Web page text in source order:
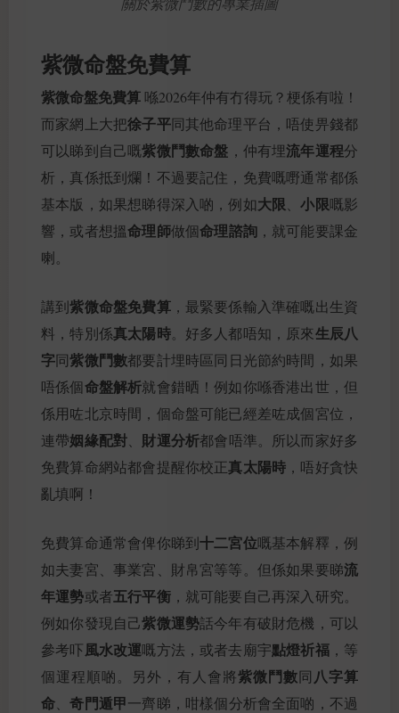
紫微命盤免費算
紫微命盤免費算 喺2026年仲有冇得玩？梗係有啦！
而家網上大把徐子平同其他命理平台，唔使畀錢都
可以睇到自己嘅紫微鬥數命盤 ，仲有埋流年運程分
析，真係抵到爛！不過要記住，免費嘅嘢通常都係
基本版，如果想睇得深入啲，例如大限 、小限嘅影
響，或者想搵命理師做個命理諮詢，就可能要課金
喇。
講到紫微命盤免費算，最緊要係輸入準確嘅出生資
料，特別係真太陽時。好多人都唔知，原來生辰八
字同紫微鬥數都要計埋時區同日光節約時間，如果
唔係個命盤解析就會錯晒！例如你喺香港出世，但
係用咗北京時間，個命盤可能已經差咗成個宮位，
連帶姻緣配對 財運分析都會唔準。所以而家好多
免費算命網站都會提醒你校正真太陽時 ，唔好貪快
亂填啊！
免費算命通常會俾你睇到十二宮位嘅基本解釋，例
如夫妻宮、事業宮、財帛宮等等。但係如果要睇流
年運勢或者五行平衡，就可能要自己再深入研究。
例如你發現自己紫微運勢話今年有破財危機，可以
參考吓風水改運嘅方法，或者去廟宇點燈祈福，等
個運程順啲。另外，有人會將紫微鬥數同 八字算
命 、奇門遁甲一齊睇，咁樣個分析會全面啲，不過